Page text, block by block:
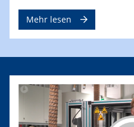
Mehr lesen